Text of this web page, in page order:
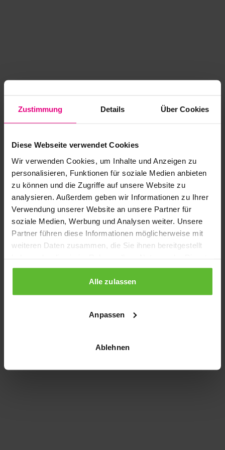
Zustimmung Details Über Cookies
Diese Webseite verwendet Cookies
Wir verwenden Cookies, um Inhalte und Anzeigen zu
personalisieren, Funktionen für soziale Medien anbieten
zu können und die Zugriffe auf unsere Website zu
analysieren. Außerdem geben wir Informationen zu Ihrer
Verwendung unserer Website an unsere Partner für
soziale Medien, Werbung und Analysen weiter. Unsere
Partner führen diese Informationen möglicherweise mit
weiteren Daten zusammen, die Sie ihnen bereitgestellt
gesammelt haben.
Alle zulassen
Anpassen
Ablehnen
Application error: a client-side exception has occurred
loading www.kurzwego.de (see the browser console for more
information).